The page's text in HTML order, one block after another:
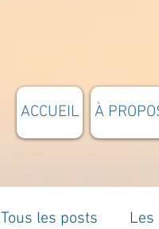
ACCUEIL À
Tous les posts Les